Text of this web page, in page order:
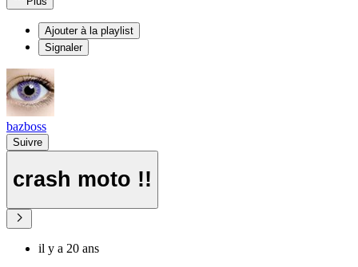
Ajouter à la playlist
Signaler
bazboss
Suivre
crash moto !!
il y a 20 ans